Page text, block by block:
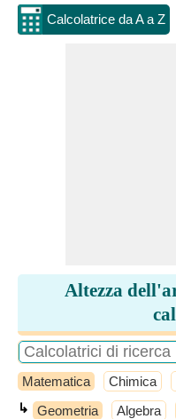
Calcolatrice da A a Z
Altezza
Matematica Chimica
↳ Geometria Algebra